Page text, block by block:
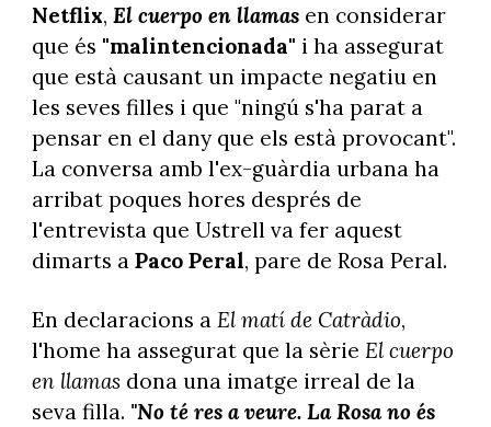
Netflix, El cuerpo en llamas en considerar
que és "malintencionada" i ha assegurat
que està causant un impacte negatiu en
les seves filles i que "ningú s'ha parat a
pensar en el dany que els està provocant".
La conversa amb l'ex-guàrdia urbana ha
arribat poques hores després de
l'entrevista que Ustrell va fer aquest
dimarts a Paco Peral, pare de Rosa Peral.
En declaracions a El matí de Catràdio,
l'home ha assegurat que la sèrie El cuerpo
en llamasdona una imatge irreal de la
seva filla. "No té res a veure. La Rosa no és